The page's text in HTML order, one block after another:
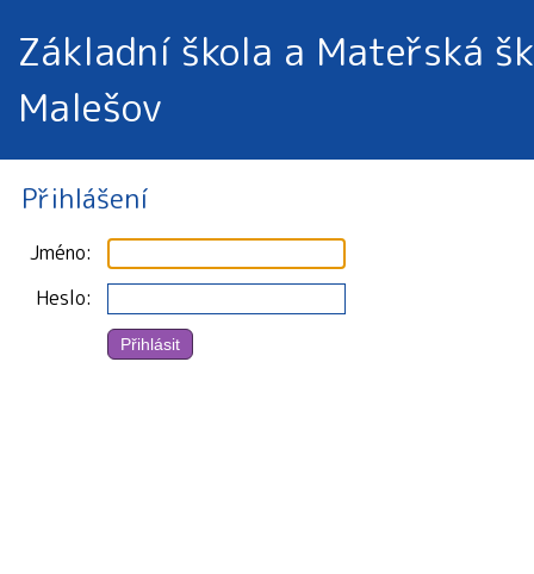
Základní škola a Mateřská
Malešov
Přihlášení
Jméno
Heslo